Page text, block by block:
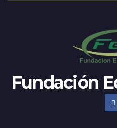
Fundación